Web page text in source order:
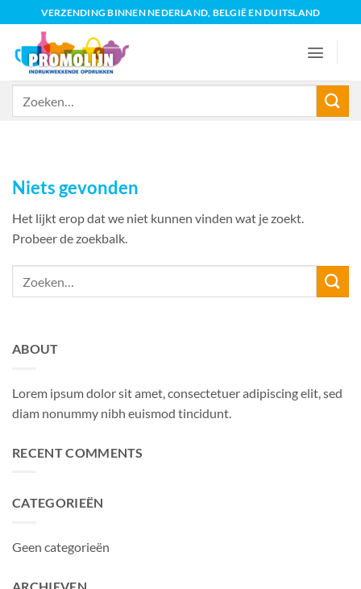
naar
inhoud
VERZENDING BINNEN NEDERLAND, BELGIË EN DUITSLAND
Niets gevonden
Het lijkt erop dat we niet kunnen vinden wat je zoekt.
Probeer de zoekbalk.
ABOUT
Lorem ipsum dolor sit amet, consectetuer adipiscing elit, sed
diam nonummy nibh euismod tincidunt.
RECENT COMMENTS
CATEGORIEËN
Geen categorieën
ARCHIEVEN